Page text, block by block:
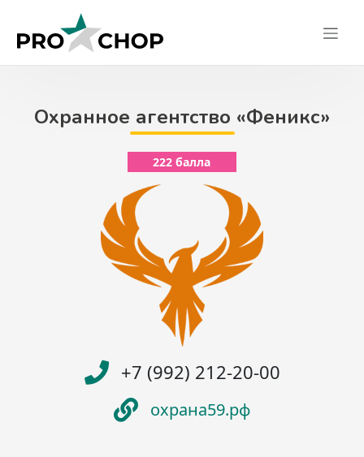
content
Охранное агентство «Феникс»
222 балла
+7 (992) 212-20-00
охрана59.рф